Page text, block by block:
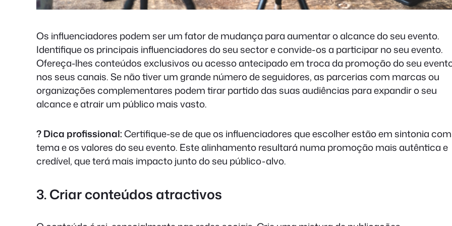
Os influenciadores podem ser um fator de mudança para aumentar o alcance do seu evento.
Identifique os principais influenciadores do seu sector e convide-os a participar no seu evento.
Ofereça-lhes conteúdos exclusivos ou acesso antecipado em troca da promoção do seu
nos seus canais. Se não tiver um grande número de seguidores, as parcerias com marcas ou
organizações complementares podem tirar partido das suas audiências para expandir o seu
alcance e atrair um público mais vasto.
? Dica profissional:Certifique-se de que os influenciadores que escolher estão em sintonia
tema e os valores do seu evento. Este alinhamento resultará numa promoção mais autêntica e
credível, que terá mais impacto junto do seu público-alvo.
3. Criar conteúdos atractivos